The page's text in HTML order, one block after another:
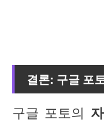
결론: 구글 포
구글 포토의